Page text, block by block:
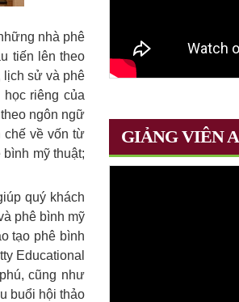
nhà phê
tiến lên theo
lịch sử và phê
riêng của
ngôn ngữ
chế về vốn từ
mỹ thuật;
quý khách
phê bình mỹ
tạo phê bình
Educational
cũng như
buổi hội thảo
GIẢNG VIÊN